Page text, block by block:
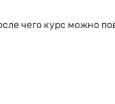
чего курс можно